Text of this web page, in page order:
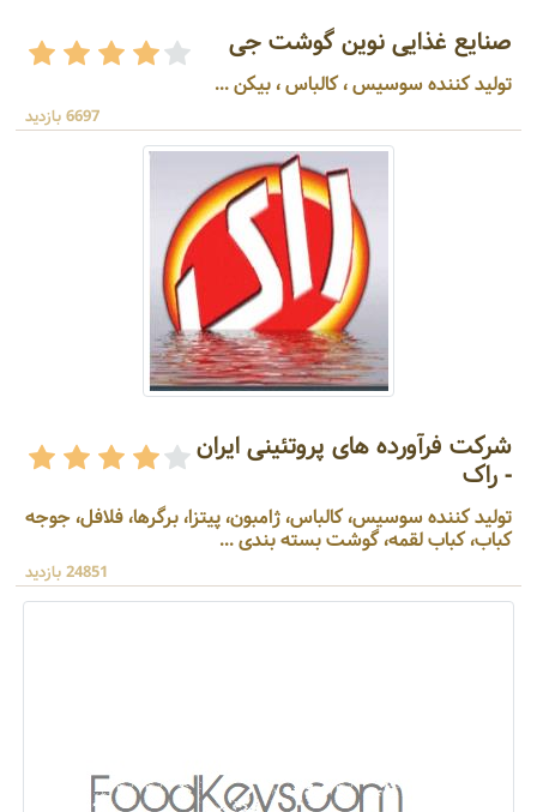
صنایع غذایی نوین گوشت جی
تولید کننده سوسیس ، کالباس ، بیکن ...
6697 بازدید
شرکت فرآورده های پروتئینی ایران
- راک
تولید کننده سوسیس، کالباس، ژامبون، پیتزا، برگرها، فلافل، جوجه
کباب، کباب لقمه، گوشت بسته بندی ...
24851 بازدید